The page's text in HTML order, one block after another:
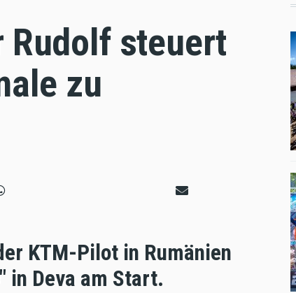
Rudolf steuert
zu
KTM-Pilot in Rumänien
in Deva am Start.